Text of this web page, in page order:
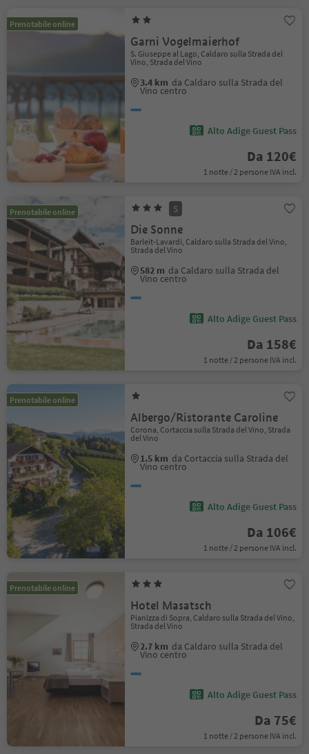
Prenotabile online
Garni Vogelmaierhof
S. Giuseppe al Lago, Caldaro sulla Strada del
Vino, Strada del Vino
3.4 km da Caldaro sulla Strada del
Vino centro
Alto Adige Guest Pass
Da 120€
1 notte / 2 persone IVA incl.
Prenotabile online S
Die Sonne
Barleit-Lavardi, Caldaro sulla Strada del Vino,
Strada del Vino
582 m da Caldaro sulla Strada del
Vino centro
Alto Adige Guest Pass
Da 158€
1 notte / 2 persone IVA incl.
Prenotabile online
Albergo/Ristorante Caroline
Corona, Cortaccia sulla Strada del Vino, Strada
del Vino
1.5 km da Cortaccia sulla Strada del
Vino centro
Alto Adige Guest Pass
Da 106€
1 notte / 2 persone IVA incl.
Prenotabile online
Hotel Masatsch
Pianizza di Sopra, Caldaro sulla Strada del Vino,
Strada del Vino
2.7 km da Caldaro sulla Strada del
Vino centro
Alto Adige Guest Pass
Da 75€
1 notte / 2 persone IVA incl.